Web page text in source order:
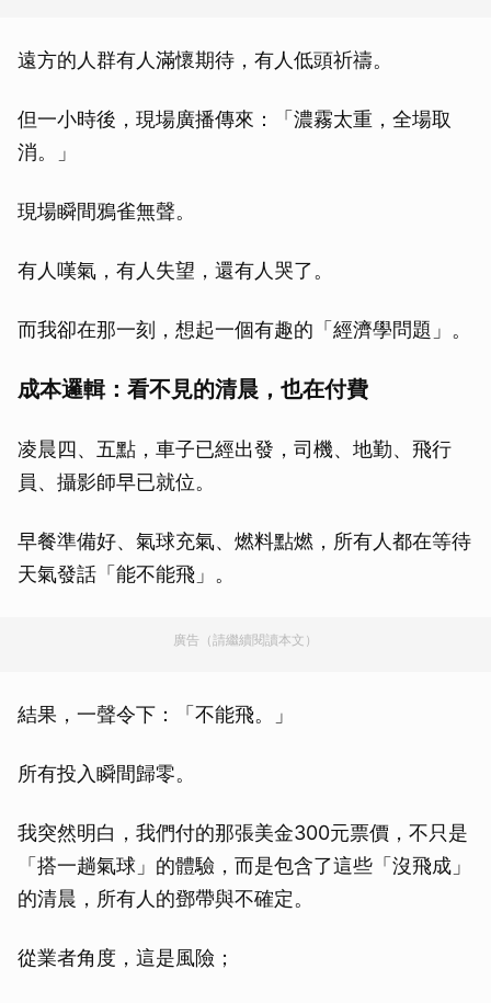
遠方的人群有人滿懷期待，有人低頭祈禱。
但一小時後，現場廣播傳來：「濃霧太重，全場取
消。」
現場瞬間鴉雀無聲。
有人嘆氣，有人失望，還有人哭了。
而我卻在那一刻，想起一個有趣的「經濟學問題」。
成本邏輯：看不見的清晨，也在付費
凌晨四、五點，車子已經出發，司機、地勤、飛行
員、攝影師早已就位。
早餐準備好、氣球充氣、燃料點燃，所有人都在等待
天氣發話「能不能飛」。
廣告（請繼續閱讀本文）
結果，一聲令下：「不能飛。」
所有投入瞬間歸零。
我突然明白，我們付的那張美金300元票價，不只是
「搭一趟氣球」的體驗，而是包含了這些「沒飛成」
的清晨，所有人的鄧帶與不確定。
從業者角度，這是風險；